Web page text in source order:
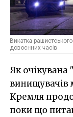
Викатка
довоєнних часів
Як очікувана
винищувачів
Кремля
поки що